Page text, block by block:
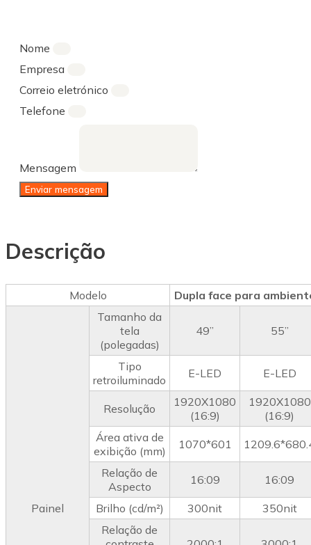
Nome
Empresa
Correio eletrónico
Telefone
Mensagem
Enviar mensagem
Descrição
Modelo Dupla face para
Painel
Tamanho da
tela
(polegadas)
49” 55”
Tipo
retroiluminado
E-LED E-LED
Resolução
1920X1080
(16:9)
1920X1080
(16:9)
Área ativa de
exibição (mm)
1070*601
Relação de
Aspecto
16:09 16:09
Brilho (cd/m²) 300nit
350nit
Relação de